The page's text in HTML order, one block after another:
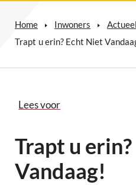
Home Inwoners Actueel
Trapt u erin? Echt Niet
Lees voor
Trapt u
Vandaag!